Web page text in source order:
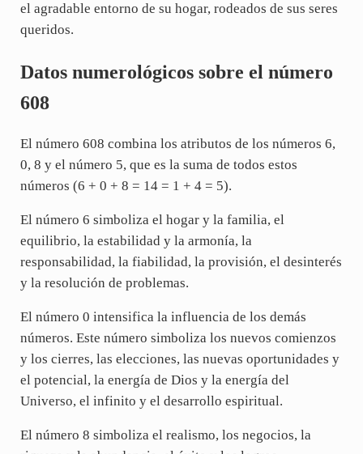
el agradable entorno de su hogar, rodeados de sus seres
queridos.
Datos numerológicos sobre el número
608
El número 608 combina los atributos de los números 6,
0, 8 y el número 5, que es la suma de todos estos
números (6 + 0 + 8 = 14 = 1 + 4 = 5).
El número 6 simboliza el hogar y la familia, el
equilibrio, la estabilidad y la armonía, la
responsabilidad, la fiabilidad, la provisión, el desinterés
y la resolución de problemas.
El número 0 intensifica la influencia de los demás
números. Este número simboliza los nuevos comienzos
y los cierres, las elecciones, las nuevas oportunidades y
el potencial, la energía de Dios y la energía del
Universo, el infinito y el desarrollo espiritual.
El número 8 simboliza el realismo, los negocios, la